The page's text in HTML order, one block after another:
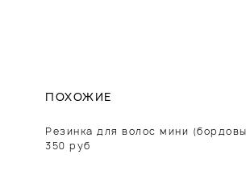
ПОХОЖИЕ
Резинка для волос мини
350 руб